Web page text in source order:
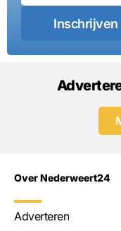
Inschrijven
Over Nederweert24
Adverteren